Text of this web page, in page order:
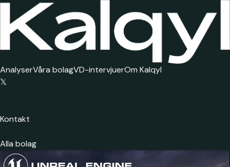
AnalyserVåra bolagVD-intervjuerOm Kalqyl
𝕏
Kontakt
Alla bolag